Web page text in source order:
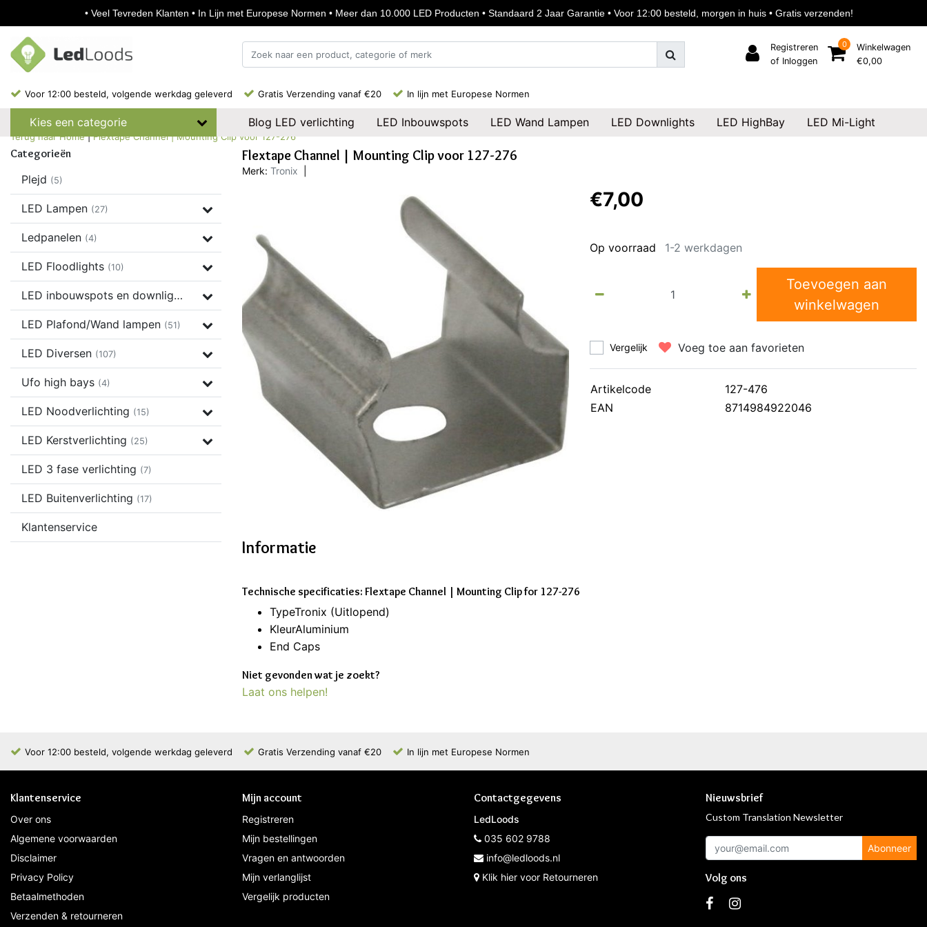
Registreren
of Inloggen
0
Winkelwagen
€0,00
Voor 12:00 besteld, volgende werkdag geleverd Gratis Verzending vanaf €20 In lijn met Europese Normen
Kies een categorie Blog LED verlichting LED Inbouwspots LED Wand Lampen LED Downlights LED HighBay LED Mi-Light
Terug naar Home|Flextape Channel | Mounting Clip voor 127-276
Categorieën
Plejd (5)
LED Lampen (27)
Ledpanelen (4)
LED Floodlights (10)
LED inbouwspots en downlights (37)
LED Plafond/Wand lampen (51)
LED Diversen (107)
Ufo high bays (4)
LED Noodverlichting (15)
LED Kerstverlichting (25)
LED 3 fase verlichting (7)
LED Buitenverlichting (17)
Klantenservice
Flextape Channel | Mounting Clip voor 127-276
Merk: Tronix
€7,00
Op voorraad 1-2 werkdagen
Toevoegen aan
winkelwagen
Vergelijk Voeg toe aan favorieten
Artikelcode
127-476
EAN
8714984922046
Informatie
Technische specificaties: Flextape Channel | Mounting Clip for 127-276
TypeTronix (Uitlopend)
KleurAluminium
End Caps
Niet gevonden wat je zoekt?
Laat ons helpen!
Voor 12:00 besteld, volgende werkdag geleverd Gratis Verzending vanaf €20 In lijn met Europese Normen
Klantenservice
Over ons
Algemene voorwaarden
Disclaimer
Privacy Policy
Betaalmethoden
Verzenden & retourneren
Mijn account
Registreren
Mijn bestellingen
Vragen en antwoorden
Mijn verlanglijst
Vergelijk producten
Contactgegevens
LedLoods
035 602 9788
info@ledloods.nl
Klik hier voor Retourneren
Nieuwsbrief
Custom Translation Newsletter
Abonneer
Volg ons
• Veel Tevreden Klanten • In Lijn met Europese Normen • Meer dan 10.000 LED Producten • Standaard 2 Jaar Garantie • Voor 12:00 besteld, morgen in huis • Gratis verzenden!